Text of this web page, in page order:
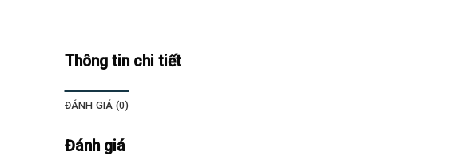
Thông tin chi tiết
ĐÁNH GIÁ (0)
Đánh giá